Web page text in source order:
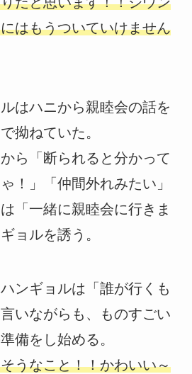
はもうついていけません
はハニから親睦会の話を
拗ねていた。
ら「断られると分かって
！」「仲間外れみたい」
「一緒に親睦会に行きま
ョルを誘う。
ンギョルは「誰が行くも
いながらも、ものすごい
備をし始める。
うなこと！！かわいい～